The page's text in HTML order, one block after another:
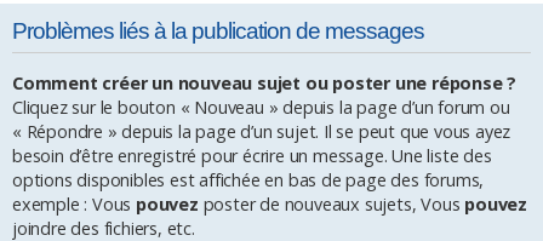
Problèmes liés à la publication de messages
Comment créer un nouveau sujet ou poster une réponse ?
Cliquez sur le bouton « Nouveau » depuis la page d’un forum ou
« Répondre » depuis la page d’un sujet. Il se peut que vous ayez
besoin d’être enregistré pour écrire un message. Une liste des
options disponibles est affichée en bas de page des forums,
exemple : Vous pouvez poster de nouveaux sujets, Vous pouvez
joindre des fichiers, etc.